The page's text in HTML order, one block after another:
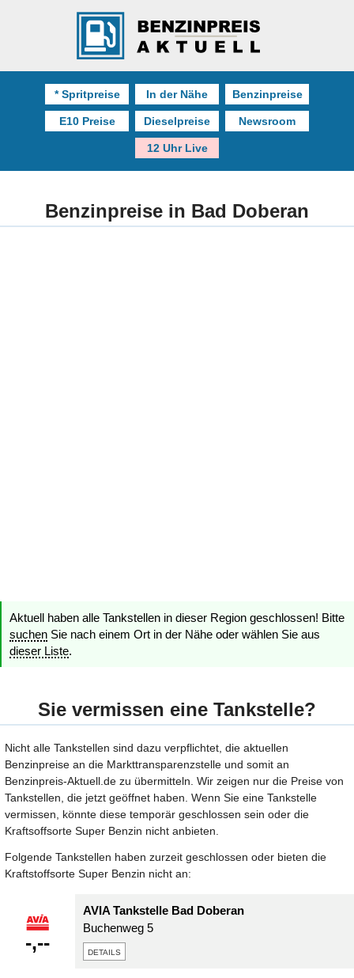
* Spritpreise In der Nähe Benzinpreise
E10 Preise Dieselpreise Newsroom
12 Uhr Live
Benzinpreise in Bad Doberan
Aktuell haben alle Tankstellen in dieser Region geschlossen! Bitte
suchen Sie nach einem Ort in der Nähe oder wählen Sie aus
dieser Liste.
Sie vermissen eine Tankstelle?
Nicht alle Tankstellen sind dazu verpflichtet, die aktuellen
Benzinpreise an die Markttransparenzstelle und somit an
Benzinpreis-Aktuell.de zu übermitteln. Wir zeigen nur die Preise von
Tankstellen, die jetzt geöffnet haben. Wenn Sie eine Tankstelle
vermissen, könnte diese temporär geschlossen sein oder die
Kraftsoffsorte Super Benzin nicht anbieten.
Folgende Tankstellen haben zurzeit geschlossen oder bieten die
Kraftstoffsorte Super Benzin nicht an:
-,--
AVIA Tankstelle Bad Doberan
Buchenweg 5
details